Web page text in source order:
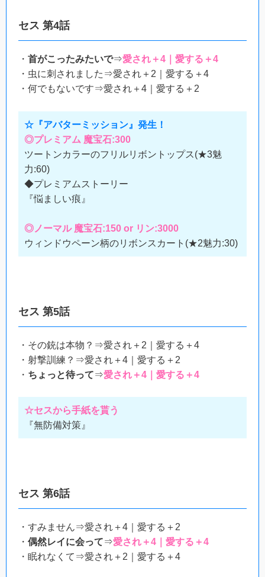
セス 第4話
・ 首がこったみたいで⇒愛され＋4｜愛する＋4
・虫に刺されました⇒愛され＋2｜愛する＋4
・何でもないです⇒愛され＋4｜愛する＋2
☆『アバターミッション』発生！
◎プレミアム 魔宝石:300
ツートンカラーのフリルリボントップス(★3魅
力:60)
◆プレミアムストーリー
『悩ましい痕』
◎ノーマル 魔宝石:150 or リン:3000
ウィンドウペーン柄のリボンスカート(★2魅力:30)
セス 第5話
・その銃は本物？⇒愛され＋2｜愛する＋4
・射撃訓練？⇒愛され＋4｜愛する＋2
・ ちょっと待って⇒愛され＋4｜愛する＋4
☆セスから手紙を貰う
『無防備対策』
セス 第6話
・すみません⇒愛され＋4｜愛する＋2
・ 偶然レイに会って⇒愛され＋4｜愛する＋4
・眠れなくて⇒愛され＋2｜愛する＋4